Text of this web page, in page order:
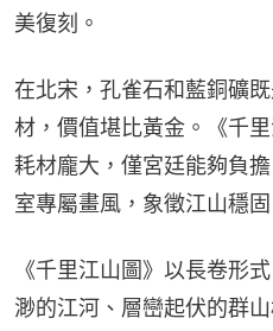
美復刻。
在北宋，孔雀石和藍銅礦
材，價值堪比黃金。《千
耗材龐大，僅宮廷能夠負
室專屬畫風，象徵江山穩
《千里江山圖》以長卷形
渺的江河、層巒起伏的群